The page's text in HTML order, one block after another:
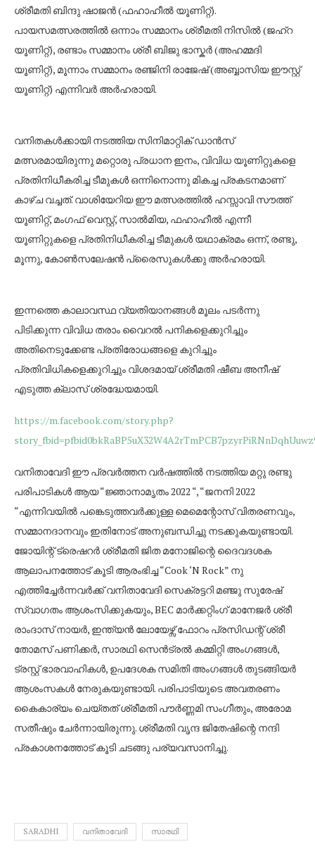
ശ്രീമതി ബിന്ദു ഷാജൻ (ഫഹാഹീൽ യൂണിറ്റ്).
പായസമത്സരത്തിൽ ഒന്നാം സമ്മാനം ശ്രീമതി നിസിൽ (ജഹ്റ
യൂണിറ്റ്), രണ്ടാം സമ്മാനം ശ്രീ ബിജു ഭാസ്കർ (അഹമ്മദി
യൂണിറ്റ്), മൂന്നാം സമ്മാനം രഞ്ജിനി രാജേഷ് (അബ്ബാസിയ ഈസ്റ്റ്
യൂണിറ്റ്) എന്നിവർ അർഹരായി.
വനിതകൾക്കായി നടത്തിയ സിനിമാറ്റിക് ഡാൻസ്
മത്സരമായിരുന്നു മറ്റൊരു പ്രധാന ഇനം, വിവിധ യൂണിറ്റുകളെ
പ്രതിനിധീകരിച്ച ടീമുകൾ ഒന്നിനൊന്നു മികച്ച പ്രകടനമാണ്
കാഴ്ച വച്ചത്. വാശിയേറിയ ഈ മത്സരത്തിൽ ഹസ്സാവി സൗത്ത്
യൂണിറ്റ്, മംഗഫ് വെസ്റ്റ്, സാൽമിയ, ഫഹാഹീൽ എന്നീ
യൂണിറ്റുകളെ പ്രതിനിധീകരിച്ച ടീമുകൾ യഥാക്രമം ഒന്ന്, രണ്ടു,
മൂന്നു, കോൺസലേഷൻ പ്രൈസുകൾക്കു അർഹരായി.
ഇന്നത്തെ കാലാവസ്ഥ വ്യതിയാനങ്ങൾ മൂലം പടർന്നു
പിടിക്കുന്ന വിവിധ തരാം വൈറൽ പനികളെക്കുറിച്ചും
അതിനെടുക്കേണ്ട പ്രതിരോധങ്ങളെ കുറിച്ചും
പ്രതിവിധികളെക്കുറിച്ചും വിശദമായ് ശ്രീമതി ഷീബ അനീഷ്
എടുത്ത ക്ലാസ് ശ്രദ്ധേയമായി.
https://m.facebook.com/story.php?
വനിതാവേദി ഈ പ്രവർത്തന വർഷത്തിൽ നടത്തിയ മറ്റു രണ്ടു
പരിപാടികൾ ആയ “ജ്ഞാനാമൃതം 2022 “, “ജനനി 2022
“എന്നിവയിൽ പങ്കെടുത്തവർക്കുള്ള മെമെന്റോസ് വിതരണവും,
സമ്മാനദാനവും ഇതിനോട് അനുബന്ധിച്ചു നടക്കുകയുണ്ടായി.
ജോയിന്റ് ട്രെഷറർ ശ്രീമതി ജിത മനോജിന്റെ ദൈവദശക
ആലാപനത്തോട് കൂടി ആരംഭിച്ച “Cook ‘N Rock” നു
എത്തിച്ചേർന്നവർക്ക്‌ വനിതാവേദി സെക്രട്ടറി മഞ്ജു സുരേഷ്
സ്വാഗതം ആശംസിക്കുകയും, BEC മാർക്കറ്റിംഗ് മാനേജർ ശ്രീ
രാംദാസ് നായർ, ഇന്ത്യൻ ലോയേഴ്സ് ഫോറം പ്രസിഡന്റ് ശ്രീ
തോമസ് പണിക്കർ, സാരഥി സെൻട്രൽ കമ്മിറ്റി അംഗങ്ങൾ,
ട്രസ്റ്റ് ഭാരവാഹികൾ, ഉപദേശക സമിതി അംഗങ്ങൾ തുടങ്ങിയർ
ആശംസകൾ നേരുകയുണ്ടായി. പരിപാടിയുടെ അവതരണം
കൈകാര്യം ചെയ്തത് ശ്രീമതി പൗർണ്ണമി സംഗീതും, അരോമ
സതീഷും ചേർന്നായിരുന്നു. ശ്രീമതി വൃന്ദ ജിതേഷിന്റെ നന്ദി
പ്രകാശനത്തോട് കൂടി ചടങ്ങു പര്യവസാനിച്ചു.
SARADHI വനിതാവേദി സാരഥി